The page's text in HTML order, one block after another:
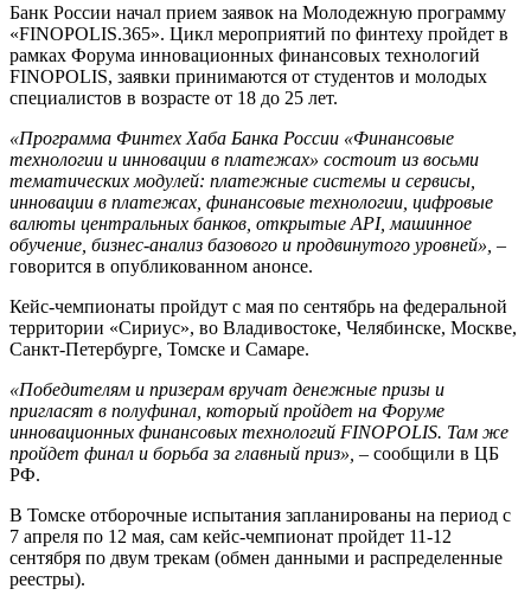
Банк России начал прием заявок на Молодежную программу
«FINOPOLIS.365». Цикл мероприятий по финтеху пройдет в
рамках Форума инновационных финансовых технологий
FINOPOLIS, заявки принимаются от студентов и молодых
специалистов в возрасте от 18 до 25 лет.
«Программа Финтех Хаба Банка России «Финансовые
технологии и инновации в платежах» состоит из восьми
тематических модулей: платежные системы и сервисы,
инновации в платежах, финансовые технологии, цифровые
валюты центральных банков, открытые API, машинное
обучение, бизнес-анализ базового и продвинутого уровней», –
говорится в опубликованном анонсе.
Кейс-чемпионаты пройдут с мая по сентябрь на федеральной
территории «Сириус», во Владивостоке, Челябинске, Москве,
Санкт-Петербурге, Томске и Самаре.
«Победителям и призерам вручат денежные призы и
пригласят в полуфинал, который пройдет на Форуме
инновационных финансовых технологий FINOPOLIS. Там же
пройдет финал и борьба за главный приз», – сообщили в ЦБ
РФ.
В Томске отборочные испытания запланированы на период с
7 апреля по 12 мая, сам кейс-чемпионат пройдет 11-12
сентября по двум трекам (обмен данными и распределенные
реестры).